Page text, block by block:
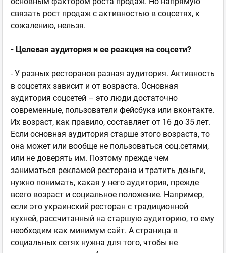
связать рост продаж с активностью в соцсетях, к
сожалению, нельзя.
- Целевая аудитория и ее реакция на соцсети?
- У разных ресторанов разная аудитория. Активность
в соцсетях зависит и от возраста. Основная
аудитория соцсетей – это люди достаточно
современные, пользователи фейсбука или вконтакте.
Их возраст, как правило, составляет от 16 до 35 лет.
Если основная аудитория старше этого возраста, то
она может или вообще не пользоваться соц.сетями,
или не доверять им. Поэтому прежде чем
заниматься рекламой ресторана и тратить деньги,
нужно понимать, какая у него аудитория, прежде
всего возраст и социальное положение. Например,
если это украинский ресторан с традиционной
кухней, рассчитанный на старшую аудиторию, то ему
необходим как минимум сайт. А страница в
социальных сетях нужна для того, чтобы не